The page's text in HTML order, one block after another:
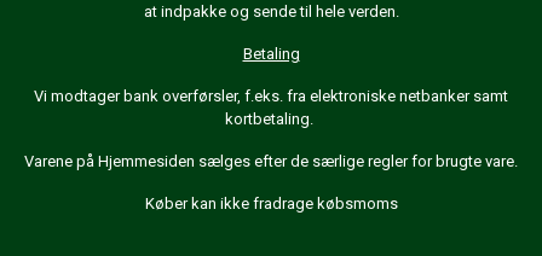
at indpakke og sende til hele verden.
Betaling
Vi modtager bank overførsler, f.eks. fra elektroniske netbanker samt
kortbetaling.
Varene på Hjemmesiden sælges efter de særlige regler for brugte vare.
Køber kan ikke fradrage købsmoms